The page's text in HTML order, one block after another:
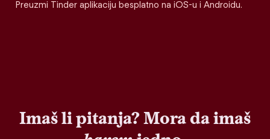
Preuzmi Tinder aplikaciju besplatno na iOS-u i Androidu.
Imaš li pitanja? Mora da imaš